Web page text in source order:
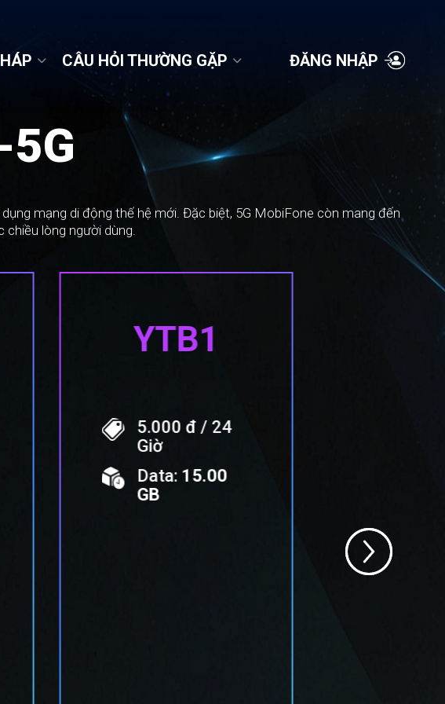
CÂU HỎI THƯỜNG GẶP ĐĂNG NHẬP
5G
mạng di động thế hệ mới. Đặc biệt, 5G MobiFone còn mang đến
lòng người dùng.
YTB1
5.000 đ / 24
Giờ
Data: 15.00
GB